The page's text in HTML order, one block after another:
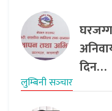
दिन…
लुम्बिनी सञ्‍चार